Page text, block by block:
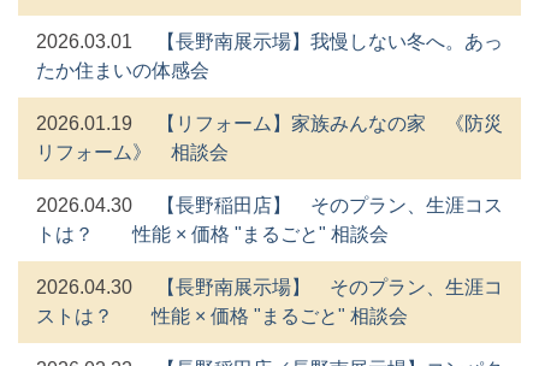
2026.03.01
【長野南展示場】我慢しない冬へ。あっ
たか住まいの体感会
2026.01.19
【リフォーム】家族みんなの家 《防災
リフォーム》 相談会
2026.04.30
【長野稲田店】 そのプラン、生涯コス
トは？ 性能 × 価格 "まるごと" 相談会
2026.04.30
【長野南展示場】 そのプラン、生涯コ
ストは？ 性能 × 価格 "まるごと" 相談会